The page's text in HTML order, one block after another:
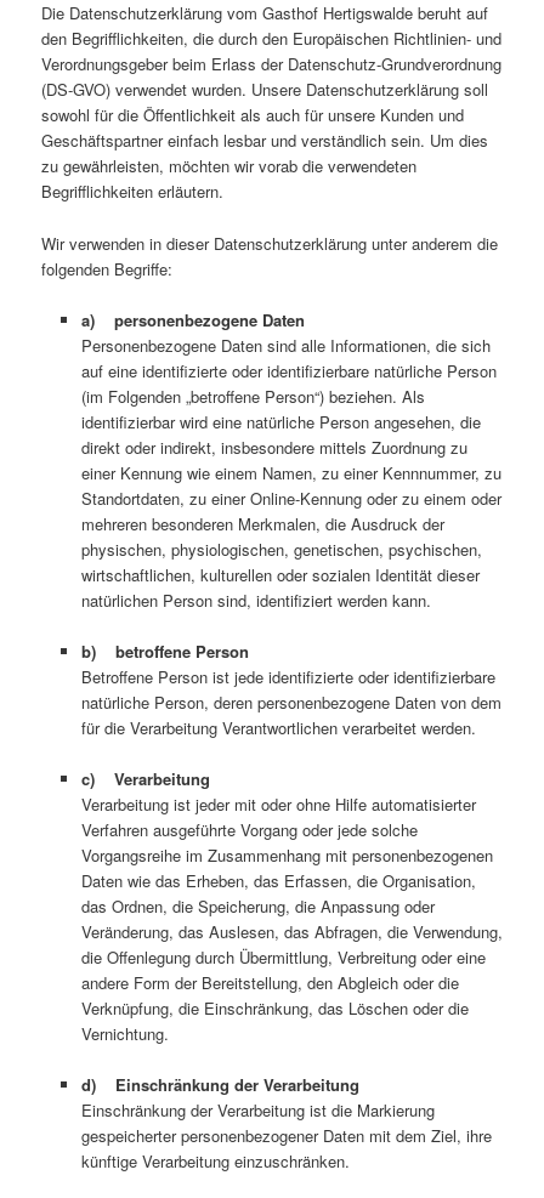
Die Datenschutzerklärung vom Gasthof Hertigswalde beruht auf
den Begrifflichkeiten, die durch den Europäischen Richtlinien- und
Verordnungsgeber beim Erlass der Datenschutz-Grundverordnung
(DS-GVO) verwendet wurden. Unsere Datenschutzerklärung soll
sowohl für die Öffentlichkeit als auch für unsere Kunden und
Geschäftspartner einfach lesbar und verständlich sein. Um dies
zu gewährleisten, möchten wir vorab die verwendeten
Begrifflichkeiten erläutern.
Wir verwenden in dieser Datenschutzerklärung unter anderem die
folgenden Begriffe:
a) personenbezogene Daten
Personenbezogene Daten sind alle Informationen, die sich
auf eine identifizierte oder identifizierbare natürliche Person
(im Folgenden „betroffene Person“) beziehen. Als
identifizierbar wird eine natürliche Person angesehen, die
direkt oder indirekt, insbesondere mittels Zuordnung zu
einer Kennung wie einem Namen, zu einer Kennnummer, zu
Standortdaten, zu einer Online-Kennung oder zu einem oder
mehreren besonderen Merkmalen, die Ausdruck der
physischen, physiologischen, genetischen, psychischen,
wirtschaftlichen, kulturellen oder sozialen Identität dieser
natürlichen Person sind, identifiziert werden kann.
b) betroffene Person
Betroffene Person ist jede identifizierte oder identifizierbare
natürliche Person, deren personenbezogene Daten von dem
für die Verarbeitung Verantwortlichen verarbeitet werden.
c) Verarbeitung
Verarbeitung ist jeder mit oder ohne Hilfe automatisierter
Verfahren ausgeführte Vorgang oder jede solche
Vorgangsreihe im Zusammenhang mit personenbezogenen
Daten wie das Erheben, das Erfassen, die Organisation,
das Ordnen, die Speicherung, die Anpassung oder
Veränderung, das Auslesen, das Abfragen, die Verwendung,
die Offenlegung durch Übermittlung, Verbreitung oder eine
andere Form der Bereitstellung, den Abgleich oder die
Verknüpfung, die Einschränkung, das Löschen oder die
Vernichtung.
d) Einschränkung der Verarbeitung
Einschränkung der Verarbeitung ist die Markierung
gespeicherter personenbezogener Daten mit dem Ziel, ihre
künftige Verarbeitung einzuschränken.